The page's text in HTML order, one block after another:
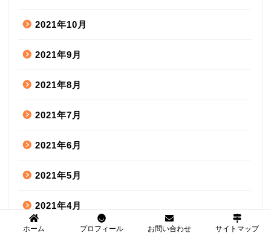
2021年10月
2021年9月
2021年8月
2021年7月
2021年6月
2021年5月
2021年4月
ホーム プロフィール お問い合わせ サイトマップ